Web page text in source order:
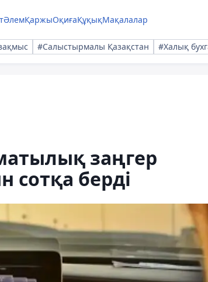
ӘлемҚаржыОқиғаҚұқықМақалалар
#Салыстырмалы Қазақстан #Халық
заңгер
сотқа берді